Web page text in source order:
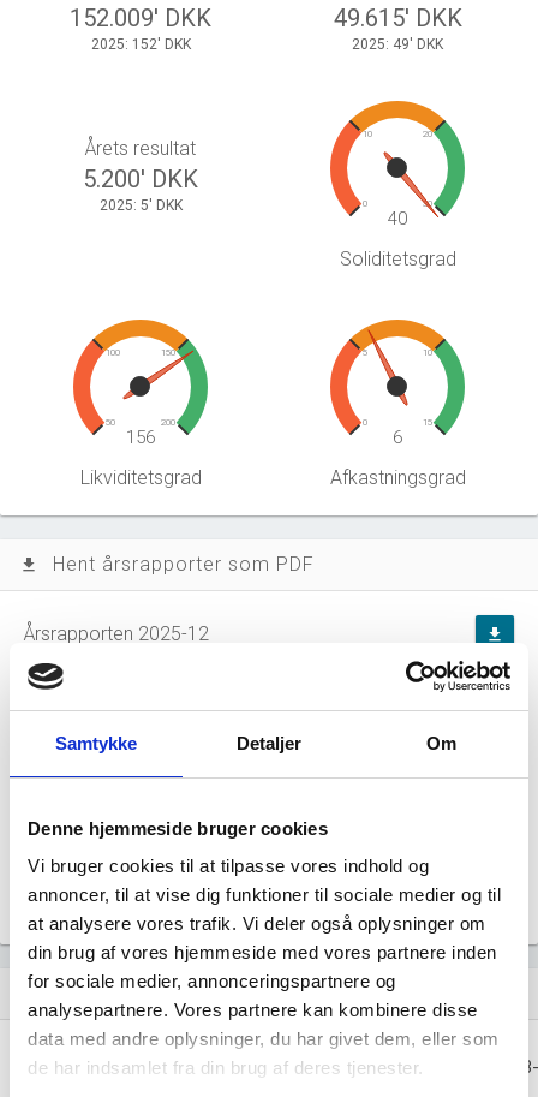
Samtykke Detaljer Om
Denne hjemmeside bruger cookies
Vi bruger cookies til at tilpasse vores indhold og
annoncer, til at vise dig funktioner til sociale medier og til
at analysere vores trafik. Vi deler også oplysninger om
din brug af vores hjemmeside med vores partnere inden
for sociale medier, annonceringspartnere og
analysepartnere. Vores partnere kan kombinere disse
data med andre oplysninger, du har givet dem, eller som
de har indsamlet fra din brug af deres tjenester.
152.009' DKK
2025: 152' DKK
49.615' DKK
2025: 49' DKK
Årets resultat
5.200' DKK
2025: 5' DKK 0
10 20
30
40
Soliditetsgrad
50
100 150
200
156
Likviditetsgrad
0
5 10
15
6
Afkastningsgrad
file_download Hent årsrapporter som PDF
Årsrapporten 2025-12 file_download
Årsrapporten 2025-12
Årsrapporten 2024-12
Årsrapporten 2023-12
Årsrapporten 2022-12 file_download
assignment Regnskaber
Resultat i 1000
DKK
2025-12 2025-12 2024-12